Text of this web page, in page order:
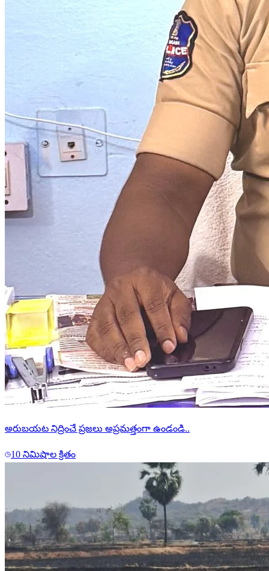
అరుబయట నిద్రించే ప్రజలు అప్రమత్తంగా ఉండండి..
10 నిమిషాల క్రితం